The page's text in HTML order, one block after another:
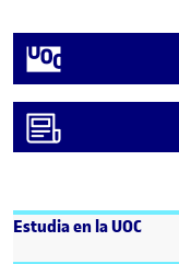
Estudia en la UOC